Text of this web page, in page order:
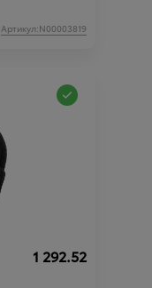
Артикул:N00003819
1 292.52